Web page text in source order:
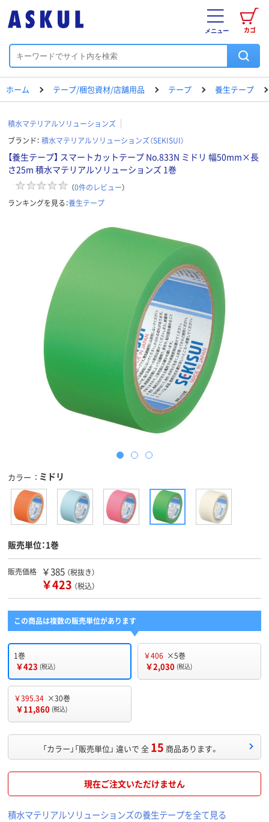
カゴ
メニュー
ホーム テープ/梱包資材/店舗用品 テープ 養生テープ
積水マテリアルソリューションズ
ブランド： 積水マテリアルソリューションズ（SEKISUI）
【養生テープ】 スマートカットテープ No.833N ミドリ 幅50mm×長
さ25m 積水マテリアルソリューションズ 1巻
（0件のレビュー）
ランキングを見る：養生テープ
カラー ミドリ
販売単位：1巻
販売価格 ￥385 （税抜き）
￥423 （税込）
この商品は複数の販売単位があります
1巻
￥423 (税込)
￥406 ×5巻
￥2,030 (税込)
￥395.34 ×30巻
￥11,860 (税込)
「カラー」「販売単位」 違いで 全 15 商品あります。
現在ご注文いただけません
積水マテリアルソリューションズの養生テープを全て見る